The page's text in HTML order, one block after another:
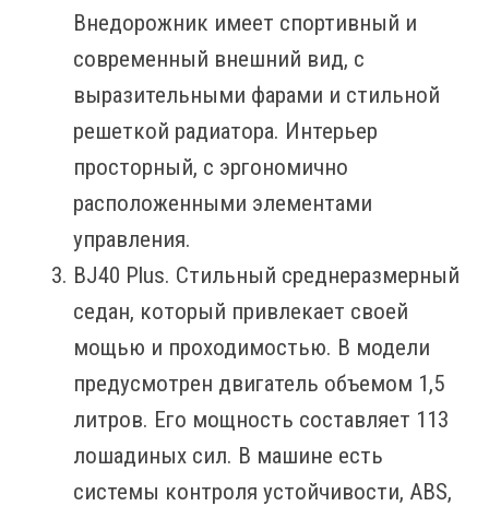
Внедорожник имеет спортивный и
современный внешний вид, с
выразительными фарами и стильной
решеткой радиатора. Интерьер
просторный, с эргономично
расположенными элементами
управления.
BJ40 Plus. Стильный среднеразмерный
седан, который привлекает своей
мощью и проходимостью. В модели
предусмотрен двигатель объемом 1,5
литров. Его мощность составляет 113
лошадиных сил. В машине есть
системы контроля устойчивости, ABS,